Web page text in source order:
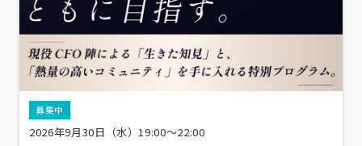
募集中
2026年9月30日（水）19:00～22:00